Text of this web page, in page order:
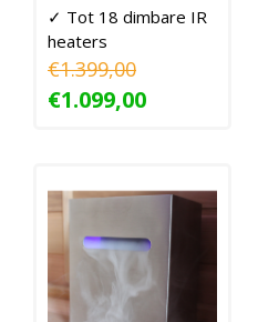
✓ Tot 18 dimbare IR
heaters
✓ 90x90x190CM -
1400W
€1.399,00
€1.099,00